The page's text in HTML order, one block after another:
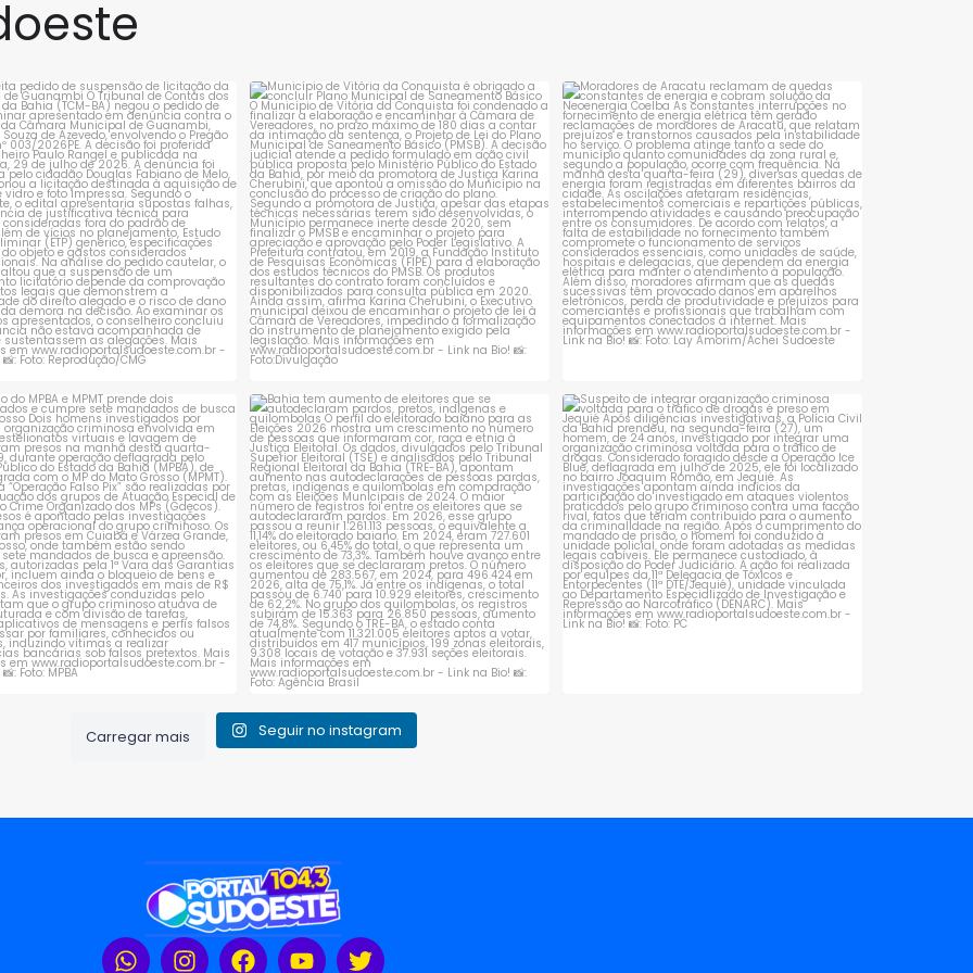
(MEC) e pelo
e Pesquisas
Anísio Teixeira
da Educação
explicar de forma
pedido de suspensão de
licitação da...
1 0
Município de Vitória da Conquista é
obrigado a...
1 0
Moradores de Aracatu reclamam de
quedas constantes...
1 0
do MPBA e MPMT prende dois
investigados e...
1 0
Bahia tem aumento de eleitores que se
autodeclaram...
1 0
Suspeito de integrar organização criminosa
voltada...
1 0
Carregar mais Seguir no instagram